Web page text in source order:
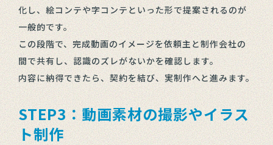
化し、絵コンテや字コンテといった形で提案されるのが
一般的です。
この段階で、完成動画のイメージを依頼主と制作会社の
間で共有し、認識のズレがないかを確認します。
内容に納得できたら、契約を結び、実制作へと進みます。
STEP3：動画素材の撮影やイラス
ト制作